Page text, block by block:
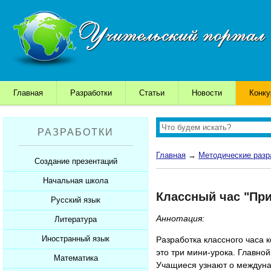
Главная Разработки Статьи Новости
РАЗРАБОТКИ
Создание презентаций
Шаблоны для презентаций
Советы начинающим
Советы дедушки
К презентации...
Начальная школа
Уроки
Презентации
Мультимедийные тесты
Печатные тесты
Русский язык
Уроки
Презентации
Мультимедийные тесты
Литература
Уроки
Презентации
Иностранный язык
Уроки
Математика
Главная → Методические
Классный час
Аннотация:
Разработка классного
это три мини-урока.
Учащиеся узнают о